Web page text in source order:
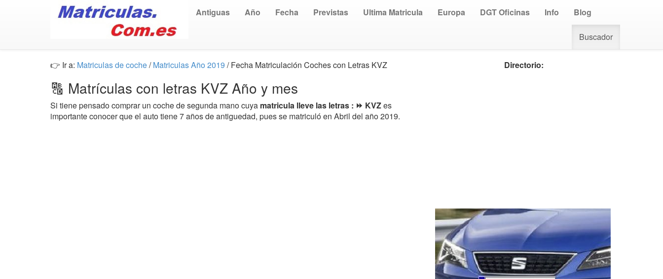
Antiguas Año Fecha Previstas Ultima Matricula Europa DGT Oficinas Info Blog
Buscador
👉 Ir a: Matriculas de coche/Matriculas Año 2019 / Fecha Matriculación Coches con Letras KVZ
🔠 Matrículas con letras KVZ Año y mes
Si tiene pensado comprar un coche de segunda mano cuya matricula lleve las letras : ⏩ KVZes
importante conocer que el auto tiene 7 años de antiguedad, pues se matriculó en Abril del año 2019.
Directorio: